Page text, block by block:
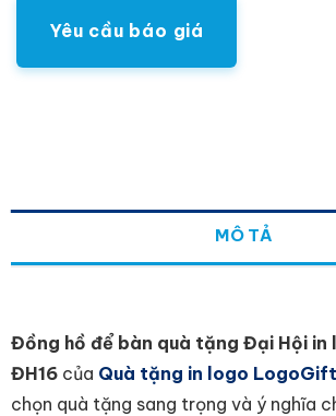
Yêu cầu báo giá
MÔ TẢ
Đồng hồ để bàn quà tặng Đại Hội in
ĐH16của Quà tặng in logo LogoGift
chọn quà tặng sang trọng và ý nghĩa